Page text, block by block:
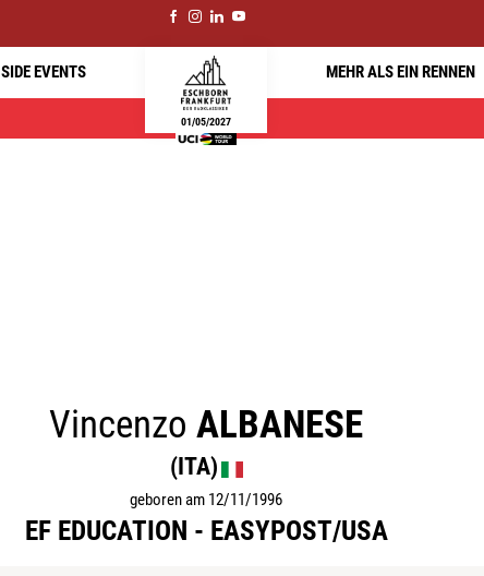
SIDE EVENTS
01/05/2027
MEHR ALS EIN RENNEN
Vincenzo ALBANESE
(ITA)
geboren am 12/11/1996
EF EDUCATION - EASYPOST/USA